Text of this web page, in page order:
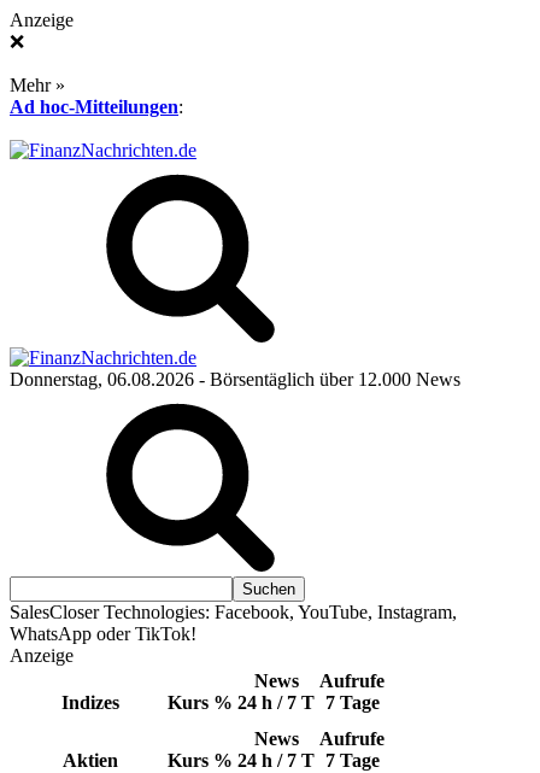
Anzeige
❌
Mehr »
Ad hoc-Mitteilungen:
Donnerstag, 06.08.2026 - Börsentäglich über 12.000 News
SalesCloser Technologies: Facebook, YouTube, Instagram,
WhatsApp oder TikTok!
Anzeige
Indizes Kurs %
News
24 h / 7 T
Aufrufe
7 Tage
Aktien Kurs %
News
24 h / 7 T
Aufrufe
7 Tage